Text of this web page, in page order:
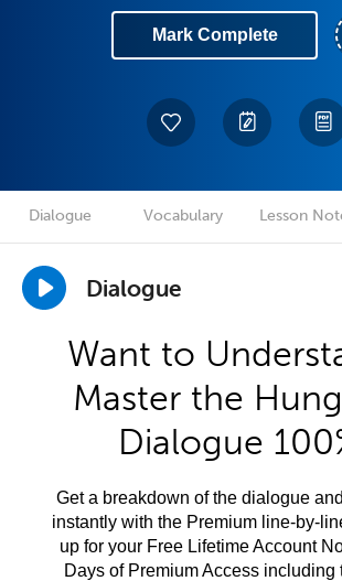
Mark Complete
Dialogue Vocabulary Lesson
Dialogue
Want to
Master the
Dialogue
Get a breakdown of the dialogue
instantly with the Premium line-by-
up for your Free Lifetime Account
Days of Premium Access including